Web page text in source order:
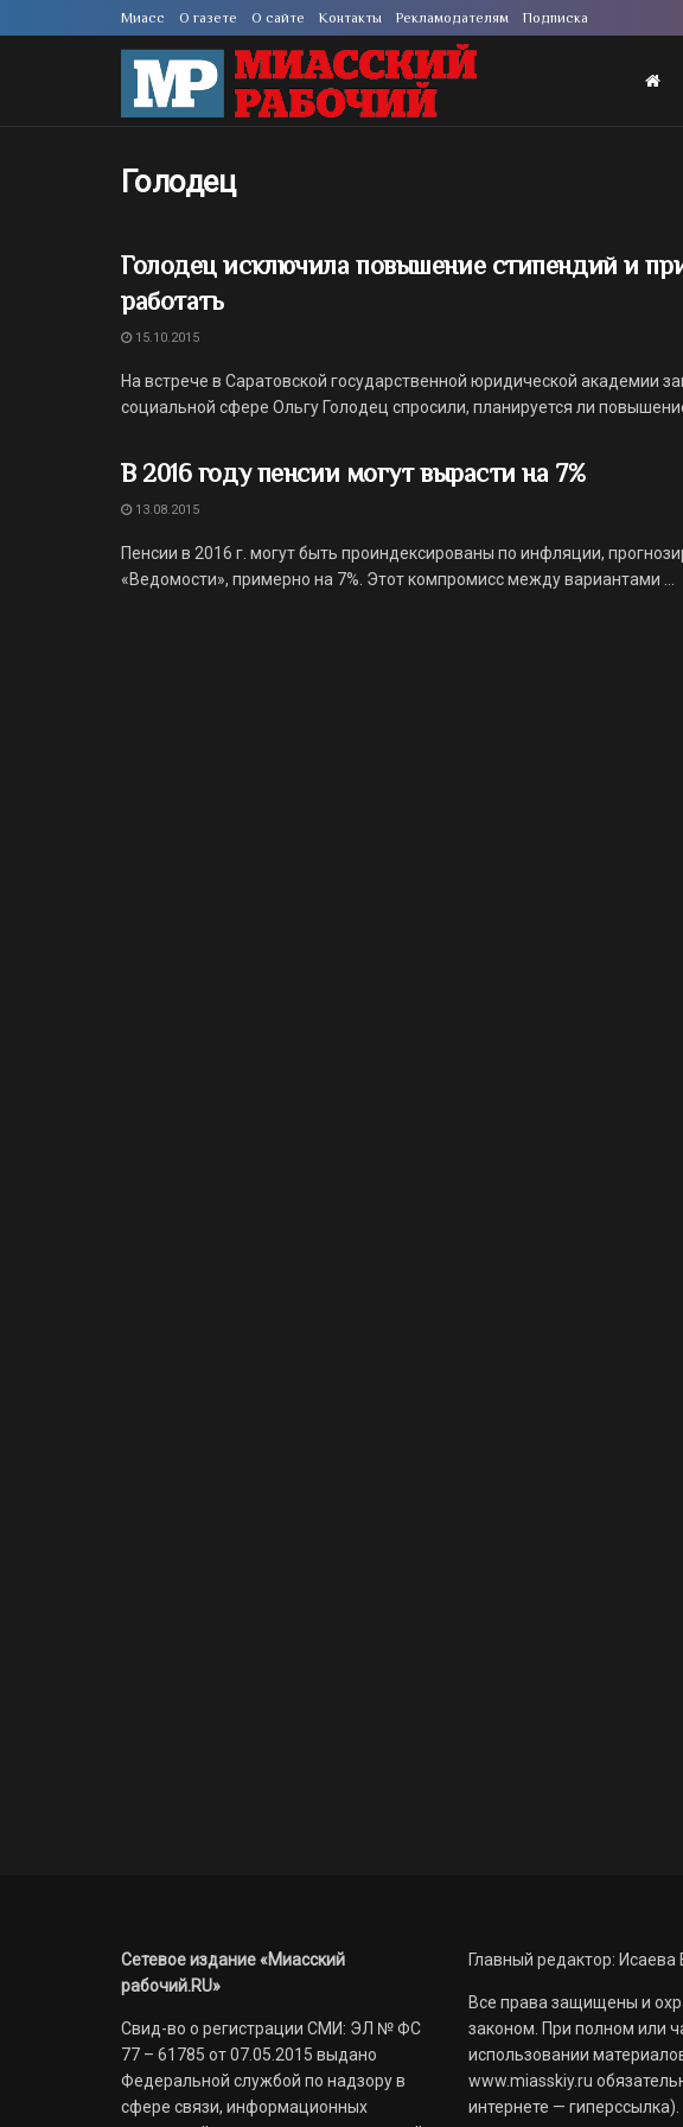
Миасс О газете О сайте Контакты Рекламодателям Подписка
Голодец
Голодец исключила повышение стипендий и
работать
15.10.2015
На встрече в Саратовской государственной юридической академии
социальной сфере Ольгу Голодец спросили, планируется ли повышение
В 2016 году пенсии могут вырасти на 7%
13.08.2015
Пенсии в 2016 г. могут быть проиндексированы по инфляции,
«Ведомости», примерно на 7%. Этот компромисс между вариантами ...
Сетевое издание «Миасский
рабочий.RU»
Свид-во о регистрации СМИ: ЭЛ № ФС
77 – 61785 от 07.05.2015 выдано
Федеральной службой по надзору в
сфере связи, информационных
Главный редактор: Исаева
Все права защищены и
законом. При полном или
использовании
www.miasskiy.ru
интернете — гиперссылка).